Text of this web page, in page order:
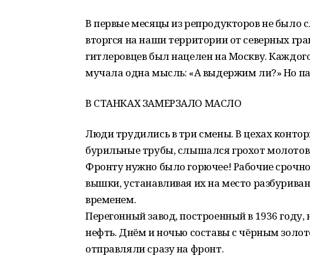
В первые месяцы из репродукторов не было
вторгся на наши территории от северных
гитлеровцев был нацелен на Москву.
мучала одна мысль: «А выдержим ли?» Но
В СТАНКАХ ЗАМЕРЗАЛО МАСЛО
Люди трудились в три смены. В цехах
бурильные трубы, слышался грохот
Фронту нужно было горючее! Рабочие
вышки, устанавливая их на место
временем.
Перегонный завод, построенный в 1936
нефть. Днём и ночью составы с чёрным
отправляли сразу на фронт.